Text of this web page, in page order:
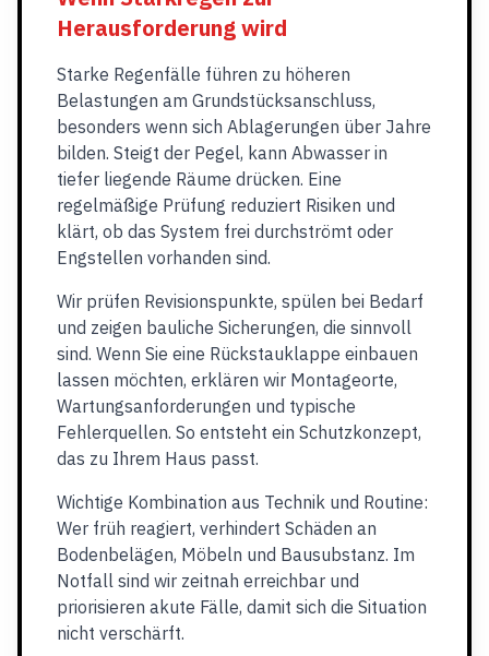
Herausforderung wird
Starke Regenfälle führen zu höheren
Belastungen am Grundstücksanschluss,
besonders wenn sich Ablagerungen über Jahre
bilden. Steigt der Pegel, kann Abwasser in
tiefer liegende Räume drücken. Eine
regelmäßige Prüfung reduziert Risiken und
klärt, ob das System frei durchströmt oder
Engstellen vorhanden sind.
Wir prüfen Revisionspunkte, spülen bei Bedarf
und zeigen bauliche Sicherungen, die sinnvoll
sind. Wenn Sie eine Rückstauklappe einbauen
lassen möchten, erklären wir Montageorte,
Wartungsanforderungen und typische
Fehlerquellen. So entsteht ein Schutzkonzept,
das zu Ihrem Haus passt.
Wichtige Kombination aus Technik und Routine:
Wer früh reagiert, verhindert Schäden an
Bodenbelägen, Möbeln und Bausubstanz. Im
Notfall sind wir zeitnah erreichbar und
priorisieren akute Fälle, damit sich die Situation
nicht verschärft.